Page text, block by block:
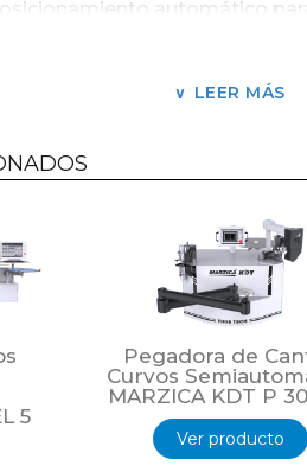
automático
es muy flexible.
uno con pre-fusor para
alimentadores con
esquinas de 4 motores HF
LEER MÁS
5
Pegadora de
Curvos
MARZICA KDT P
Ver producto